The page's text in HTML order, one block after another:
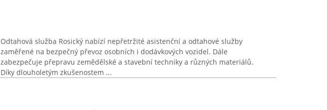
Odtahová služba Rosický nabízí nepřetržité asistenční a odtahové služby
zaměřené na bezpečný převoz osobních i dodávkových vozidel. Dále
zabezpečuje přepravu zemědělské a stavební techniky a různých materiálů.
Díky dlouholetým zkušenostem ...